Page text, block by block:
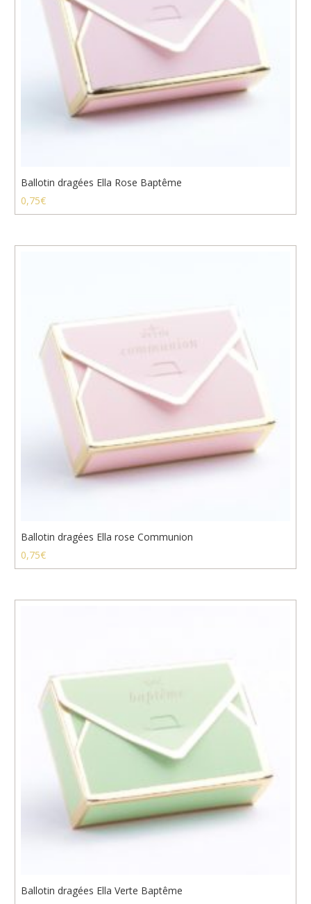
Ballotin dragées Ella Rose Baptême
0,75€
Ballotin dragées Ella rose Communion
0,75€
Ballotin dragées Ella Verte Baptême